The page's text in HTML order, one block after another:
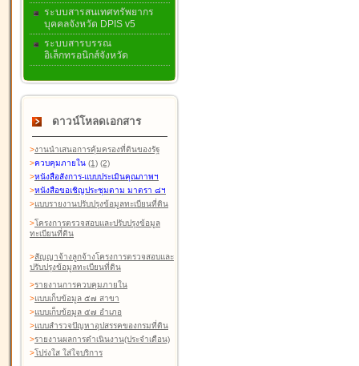
ระบบสารสนเทศทรัพยากร
บุคคลจังหวัด DPIS v5
ระบบสารบรรณ
อิเล็กทรอนิกส์จังหวัด
ดาวน์โหลดเอกสาร
>งานนำเสนอการคุ้มครองที่ดินของรัฐ
>ควบคุมภายใน (1) (2)
>หนังสือสังการ-แบบประเมินคุณภาพฯ
>หนังสือขอเชิญประชุมตาม มาตรา ๘ฯ
>แบบรายงานปรับปรุงข้อมูลทะเบียนที่ดิน
>โครงการตรวจสอบและปรับปรุงข้อมูล
ทะเบียนที่ดิน
>สัญญาจ้างลูกจ้างโครงการตรวจสอบและ
ปรับปรุงข้อมูลทะเบียนที่ดิน
>รายงานการควบคุมภายใน
>แบบเก็บข้อมูล ๕๗ สาขา
>แบบเก็บข้อมูล ๕๗ อำเภอ
>แบบสำรวจปัญหาอุปสรรคของกรมที่ดิน
>รายงานผลการดำเนินงาน(ประจำเดือน)
>โปร่งใส ใส่ใจบริการ